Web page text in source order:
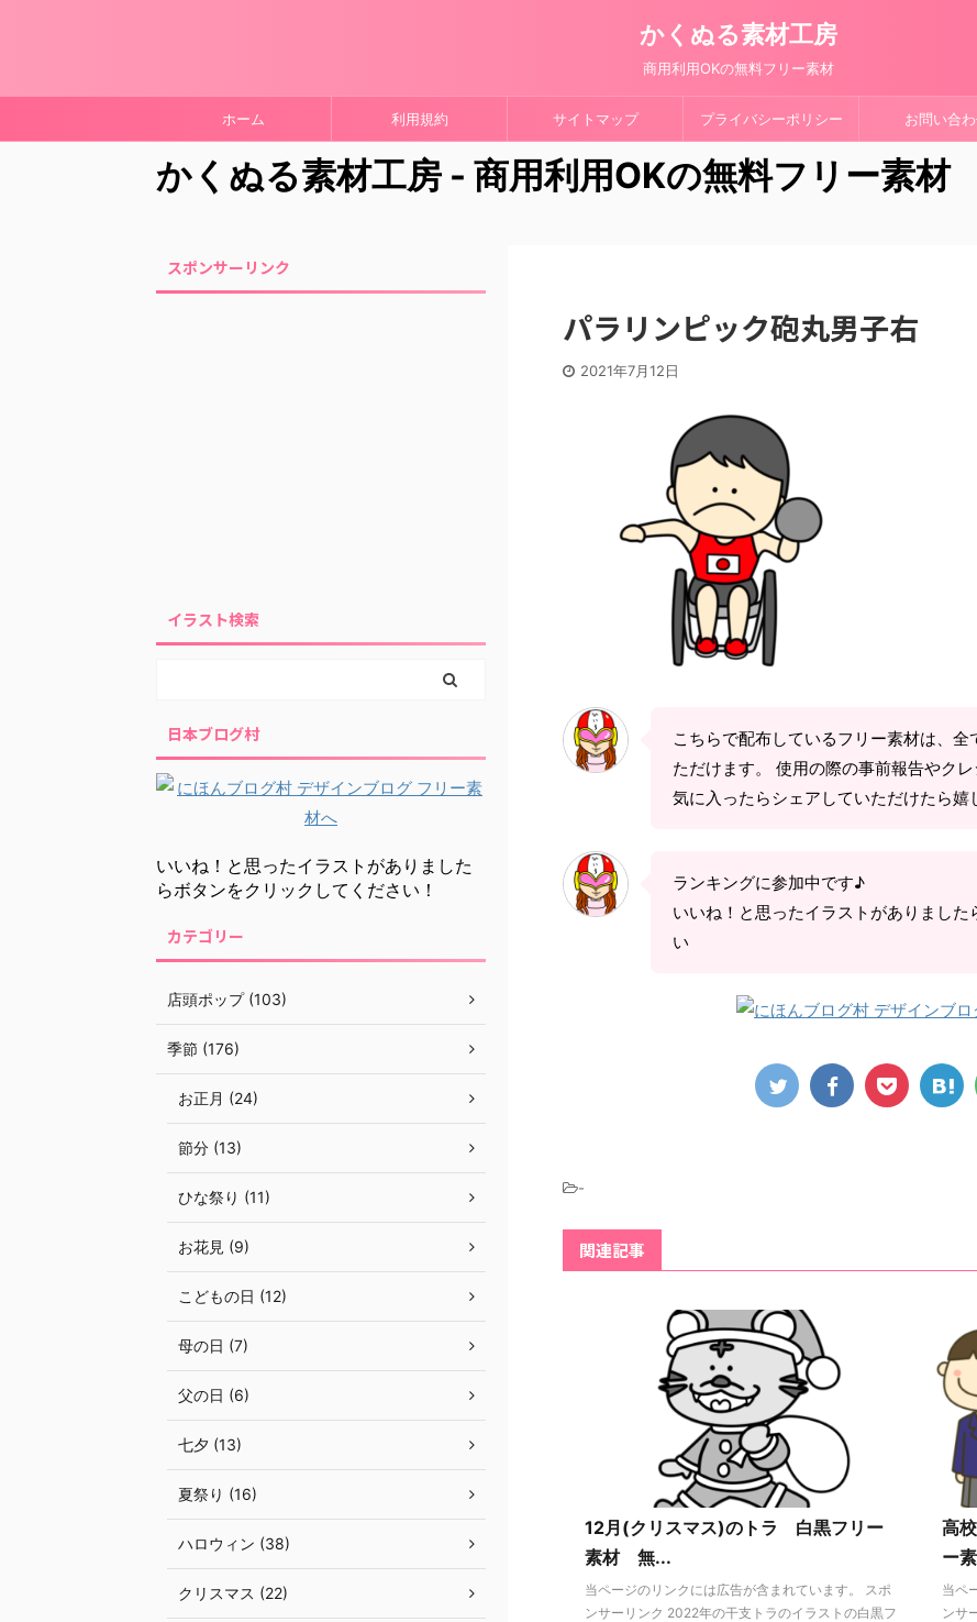
かくぬる素材工房
商用利用OKの無料フリー素材
ホーム 利用規約 サイトマップ プライバシーポリシー お問い合
かくぬる素材工房 - 商用利用OKの無料フリー素材
パラリンピック砲丸男子右
2021年7月12日
こちらで配布しているフリー素材は、
ただけます。 使用の際の事前報告やク
気に入ったらシェアしていただけたら嬉
ランキングに参加中です♪
いいね！と思ったイラストがありまし
い
-
関連記事
12月(クリスマス)のトラ 白黒フリー
素材 無...
当ページのリンクには広告が含まれています。 スポ
ンサーリンク 2022年の干支トラのイラストの白黒フ
高
ー
当ペ
ンサ
スポンサーリンク
イラスト検索
日本ブログ村
いいね！と思ったイラストがありました
らボタンをクリックしてください！
カテゴリー
店頭ポップ (103)
季節 (176)
お正月 (24)
節分 (13)
ひな祭り (11)
お花見 (9)
こどもの日 (12)
母の日 (7)
父の日 (6)
七夕 (13)
夏祭り (16)
ハロウィン (38)
クリスマス (22)